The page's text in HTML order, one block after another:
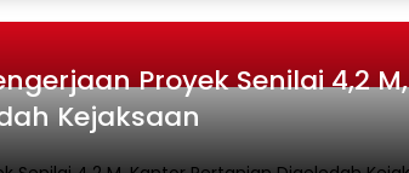
Proyek Senilai 4,2 M,
Kejaksaan